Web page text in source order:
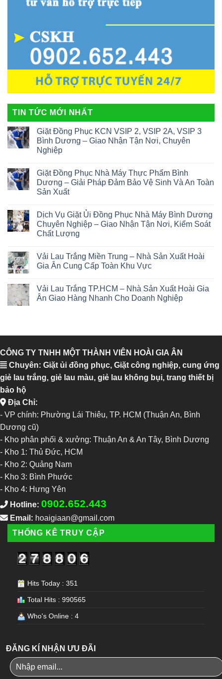
TIN TỨC MỚI NHẤT
Giặt Đồng Phục KCN VSIP 2, VSIP 2A, VSIP 3
Bình Dương – Giao Nhận Tận Nơi, Chuyên
Nghiệp
Giặt Đồng Phục Nhà Máy Thực Phẩm Bình
Dương – Giải Pháp Đảm Bảo Vệ Sinh Và An Toàn
Sản Xuất
Dịch Vụ Giặt Ủi Đồng Phục Nhà Máy Bình Dương
Chuyên Nghiệp – Giao Nhận Tận Nơi, Kiểm Soát
Chất Lượng
Vải Lau Trắng Miền Trung – Nhà Sản Xuất Hoài
Gia Ân Cung Cấp Toàn Khu Vực
Vải Lau Trắng TP.HCM – Nhà Sản Xuất Hoài Gia
Ân Giao Hàng Nhanh Cho Doanh Nghiệp
CÔNG TY TNHH MỘT THÀNH VIÊN HOÀI GIA ÂN
Chuyên: Giặt ủi đồng phục, Giặt công nghiệp, cung ứng
giẻ lau trắng, giẻ lau màu, giẻ lau không bụi, trang thiết bị
bảo hộ
Địa Chỉ:
- VP chính: Phường Lái Thiêu, TP. HCM (Thuận An, Bình
Dương cũ)
- Kho phân phối & xưởng: Thuận An & An Tây, Bình Dương
- Kho 1: Thủ Đức, HCM
- Kho 2: Quảng Nam
- Kho 3: Bình Phước
- Kho 4: Hưng Yên
Hotline: 0902.652.443
Email: hoaigiaan@gmail.com
THỐNG KÊ TRUY CẬP
Hits Today : 351
Total Hits : 990565
Who's Online : 4
ĐĂNG KÍ NHẬN ƯU ĐÃI